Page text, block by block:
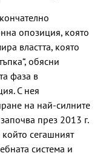
опозиция, която
властта, която
обясни
фаза в
С нея
на най-силните
през 2013 г.
сегашният
система и